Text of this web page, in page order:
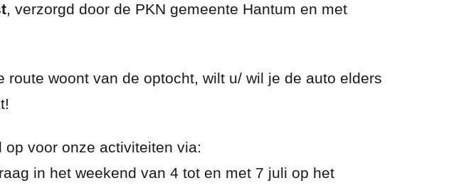
, verzorgd door de PKN gemeente Hantum en met
woont van de optocht, wilt u/ wil je de auto elders
voor onze activiteiten via:
in het weekend van 4 tot en met 7 juli op het